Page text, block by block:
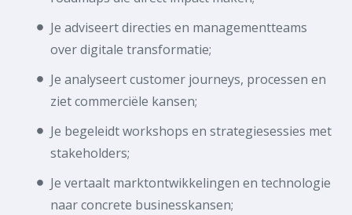
Je adviseert directies en managementteams
over digitale transformatie;
Je analyseert customer journeys, processen en
ziet commerciële kansen;
Je begeleidt workshops en strategiesessies met
stakeholders;
Je vertaalt marktontwikkelingen en technologie
naar concrete businesskansen;